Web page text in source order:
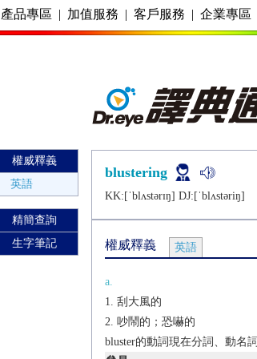
產品專區 | 加值服務 | 客戶服務 | 企業專區
權威釋義
英語
精簡查詢
生字筆記
blustering
KK:[ˈblʌstǝrɪŋ] DJ:[ˈblʌstǝriŋ]
權威釋義 英語
a.
刮大風的
吵鬧的；恐嚇的
bluster的動詞現在分詞、動名詞